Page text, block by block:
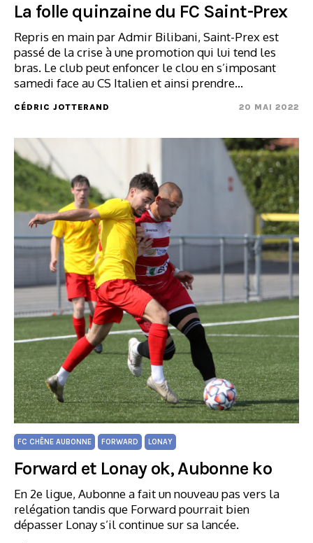
La folle quinzaine du FC Saint-Prex
Repris en main par Admir Bilibani, Saint-Prex est
passé de la crise à une promotion qui lui tend les
bras. Le club peut enfoncer le clou en s’imposant
samedi face au CS Italien et ainsi prendre…
CÉDRIC JOTTERAND 20 MAI 2022
FC CHÊNE AUBONNE FORWARD LONAY
Forward et Lonay ok, Aubonne ko
En 2e ligue, Aubonne a fait un nouveau pas vers la
relégation tandis que Forward pourrait bien
dépasser Lonay s’il continue sur sa lancée.